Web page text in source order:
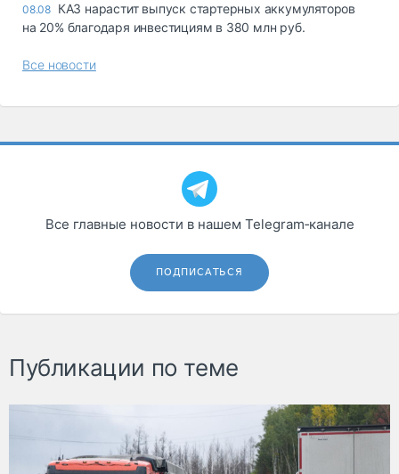
08.08 КАЗ нарастит выпуск стартерных аккумуляторов
на 20% благодаря инвестициям в 380 млн руб.
Все новости
Все главные новости в нашем Telegram‑канале
ПОДПИСАТЬСЯ
Публикации по теме